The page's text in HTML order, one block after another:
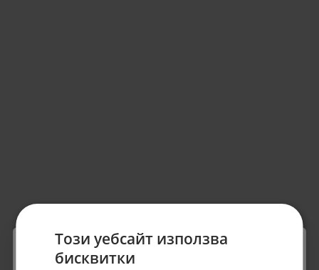
Този уебсайт използва
бисквитки